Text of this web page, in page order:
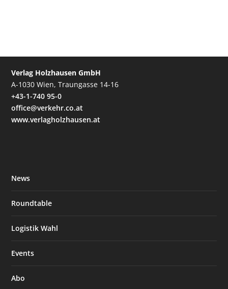
Verlag Holzhausen GmbH
A-1030 Wien, Traungasse 14-16
+43-1-740 95-0
office@verkehr.co.at
www.verlagholzhausen.at
News
Roundtable
Logistik Wahl
Events
Abo